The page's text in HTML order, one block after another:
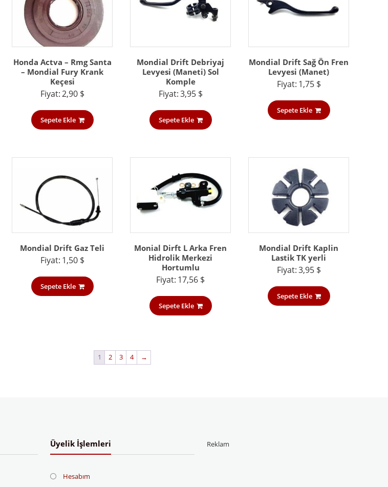
Honda Actva – Rmg Santa
– Mondial Fury Krank
Keçesi
Fiyat:2,90 $
Sepete Ekle
Mondial Drift Debriyaj
Levyesi (Maneti) Sol
Komple
Fiyat:3,95 $
Sepete Ekle
Mondial Drift Sağ Ön Fren
Levyesi (Manet)
Fiyat: 1,75 $
Sepete Ekle
Mondial Drift Gaz Teli
Fiyat: 1,50 $
Sepete Ekle
Monial Dirft L Arka Fren
Hidrolik Merkezi
Hortumlu
Fiyat: 17,56 $
Sepete Ekle
Mondial Drift Kaplin
Lastik TK yerli
Fiyat:3,95 $
Sepete Ekle
1 2 3 4 →
Üyelik İşlemleri
Hesabım
Reklam